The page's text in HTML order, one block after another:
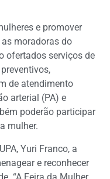
e promover
moradoras do
ofertados serviços de
de atendimento
arterial (PA) e
poderão participar
mulher.
Yuri Franco, a
e reconhecer
“A Feira da Mulher